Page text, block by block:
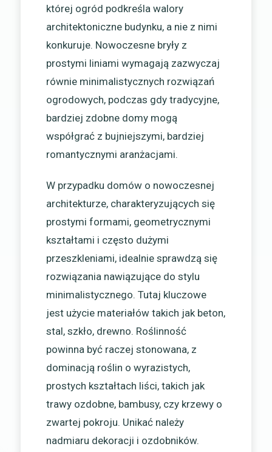
której ogród podkreśla walory
architektoniczne budynku, a nie z nimi
konkuruje. Nowoczesne bryły z
prostymi liniami wymagają zazwyczaj
równie minimalistycznych rozwiązań
ogrodowych, podczas gdy tradycyjne,
bardziej zdobne domy mogą
współgrać z bujniejszymi, bardziej
romantycznymi aranżacjami.
W przypadku domów o nowoczesnej
architekturze, charakteryzujących się
prostymi formami, geometrycznymi
kształtami i często dużymi
przeszkleniami, idealnie sprawdzą się
rozwiązania nawiązujące do stylu
minimalistycznego. Tutaj kluczowe
jest użycie materiałów takich jak beton,
stal, szkło, drewno. Roślinność
powinna być raczej stonowana, z
dominacją roślin o wyrazistych,
prostych kształtach liści, takich jak
trawy ozdobne, bambusy, czy krzewy o
zwartej pokroju. Unikać należy
nadmiaru dekoracji i ozdobników.